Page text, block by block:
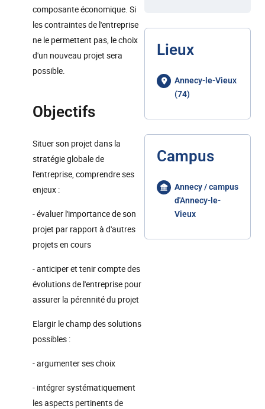
composante économique. Si
les contraintes de l'entreprise
ne le permettent pas, le choix
d'un nouveau projet sera
possible.
Objectifs
Situer son projet dans la
stratégie globale de
l'entreprise, comprendre ses
enjeux :
- évaluer l'importance de son
projet par rapport à d'autres
projets en cours
- anticiper et tenir compte des
évolutions de l'entreprise pour
assurer la pérennité du projet
Elargir le champ des solutions
possibles :
- argumenter ses choix
- intégrer systématiquement
les aspects pertinents de
Lieux
Annecy-le-Vieux
(74)
Campus
Annecy / campus
d'Annecy-le-
Vieux